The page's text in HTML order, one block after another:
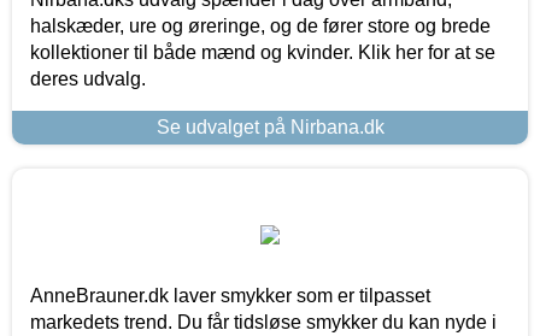
halskæder, ure og øreringe, og de fører store og brede
kollektioner til både mænd og kvinder. Klik her for at se
deres udvalg.
Se udvalget på Nirbana.dk
AnneBrauner.dk laver smykker som er tilpasset
markedets trend. Du får tidsløse smykker du kan nyde i